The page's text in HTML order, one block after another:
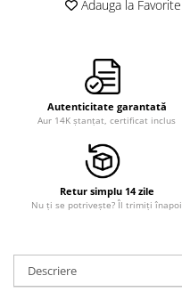
Adauga la Favorite
Autenticitate garantată
Aur 14K ștanțat, certificat inclus
Retur simplu 14 zile
Nu ți se potrivește? Îl trimiți înapoi
Descriere